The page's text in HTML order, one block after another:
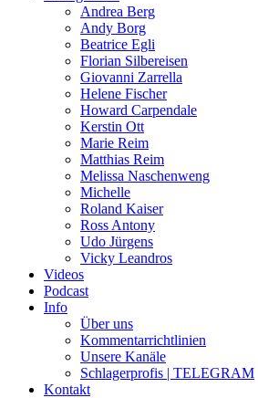
Andrea Berg
Andy Borg
Beatrice Egli
Florian Silbereisen
Giovanni Zarrella
Helene Fischer
Howard Carpendale
Kerstin Ott
Marie Reim
Matthias Reim
Melissa Naschenweng
Michelle
Roland Kaiser
Ross Antony
Udo Jürgens
Vicky Leandros
Videos
Podcast
Info
Über uns
Kommentarrichtlinien
Unsere Kanäle
Schlagerprofis | TELEGRAM
Kontakt